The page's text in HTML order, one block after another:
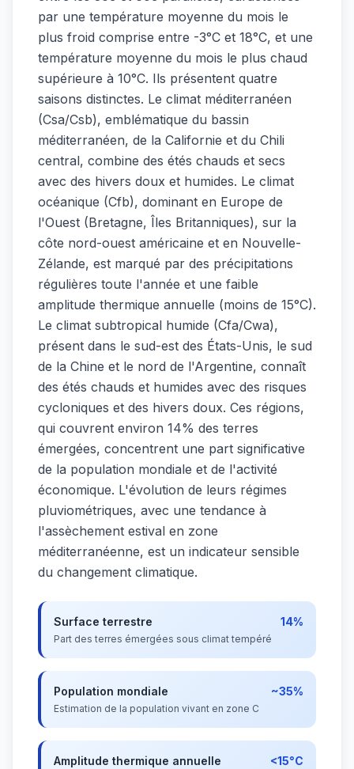
par une température moyenne du mois le
plus froid comprise entre -3°C et 18°C, et une
température moyenne du mois le plus chaud
supérieure à 10°C. Ils présentent quatre
saisons distinctes. Le climat méditerranéen
(Csa/Csb), emblématique du bassin
méditerranéen, de la Californie et du Chili
central, combine des étés chauds et secs
avec des hivers doux et humides. Le climat
océanique (Cfb), dominant en Europe de
l'Ouest (Bretagne, Îles Britanniques), sur la
côte nord-ouest américaine et en Nouvelle-
Zélande, est marqué par des précipitations
régulières toute l'année et une faible
amplitude thermique annuelle (moins de 15°C).
Le climat subtropical humide (Cfa/Cwa),
présent dans le sud-est des États-Unis, le sud
de la Chine et le nord de l'Argentine, connaît
des étés chauds et humides avec des risques
cycloniques et des hivers doux. Ces régions,
qui couvrent environ 14% des terres
émergées, concentrent une part significative
de la population mondiale et de l'activité
économique. L'évolution de leurs régimes
pluviométriques, avec une tendance à
l'assèchement estival en zone
méditerranéenne, est un indicateur sensible
du changement climatique.
Surface terrestre 14%
Part des terres émergées sous climat tempéré
Population mondiale ~35%
Estimation de la population vivant en zone C
Amplitude thermique annuelle <15°C